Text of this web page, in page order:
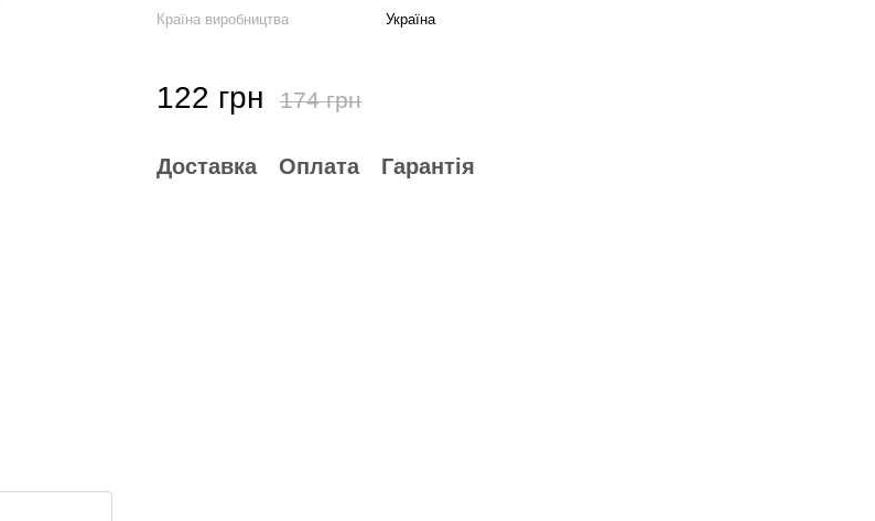
Країна виробництва
Україна
122 грн 174 грн
Доставка Оплата Гарантія